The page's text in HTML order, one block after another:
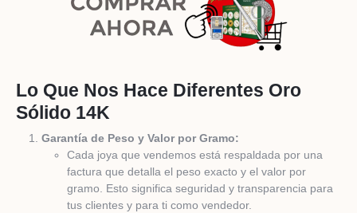
Lo Que Nos Hace Diferentes Oro
Sólido 14K
Garantía de Peso y Valor por Gramo:
Cada joya que vendemos está respaldada por una
factura que detalla el peso exacto y el valor por
gramo. Esto significa seguridad y transparencia para
tus clientes y para ti como vendedor.